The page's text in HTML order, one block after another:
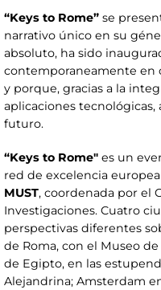
“Keys to Rome” se
narrativo único en su
absoluto, ha sido
contemporaneamente en
y porque, gracias a la
aplicaciones tecnológicas,
futuro.
“Keys to Rome" es un
red de excelencia
MUST, coordenada por el
Investigaciones. Cuatro
perspectivas diferentes
de Roma, con el Museo
de Egipto, en las
Alejandrina; Amsterdam